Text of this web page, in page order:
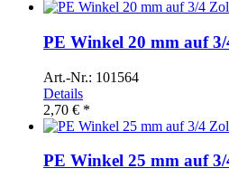
PE Winkel 20 mm auf
Art.-Nr.: 101564
Details
2,70 € *
PE Winkel 25 mm auf